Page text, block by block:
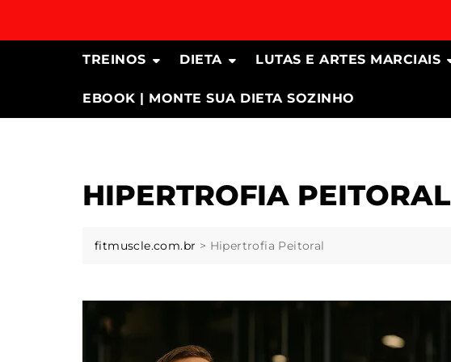
TREINOS DIETA LUTAS E ARTES MARCIAIS
EBOOK | MONTE SUA DIETA SOZINHO
HIPERTROFIA PEITORAL
fitmuscle.com.br > Hipertrofia Peitoral